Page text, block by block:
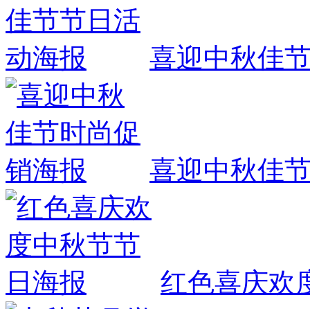
喜迎中秋佳
喜迎中秋佳
红色喜庆欢